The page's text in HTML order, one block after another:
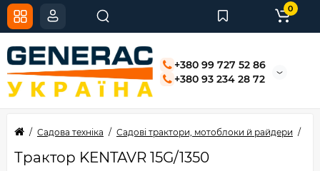
+380 99 727 52 86
+380 93 234 28 72
0
Садова техніка Садові трактори, мотоблоки й райдери
Трактор KENTAVR 15G/1350